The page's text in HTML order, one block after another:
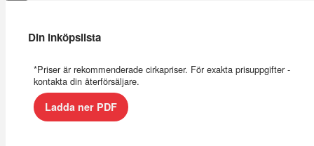
Din inköpslista
*Priser är rekommenderade cirkapriser. För exakta prisuppgifter -
kontakta din återförsäljare.
Ladda ner PDF